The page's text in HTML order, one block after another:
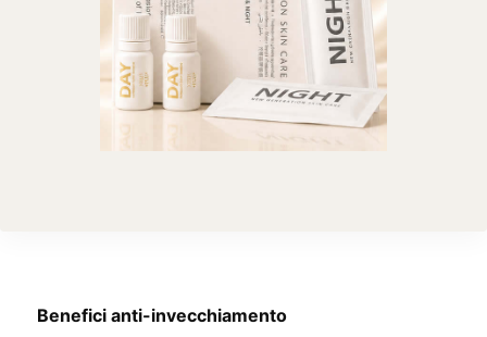
Benefici anti-invecchiamento